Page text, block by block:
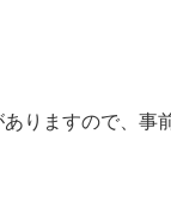
りますので、事